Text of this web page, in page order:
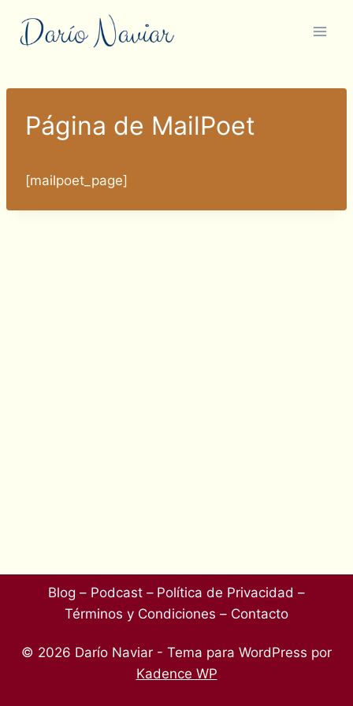
Página de MailPoet
[mailpoet_page]
Blog – Podcast – Política de Privacidad –
Términos y Condiciones – Contacto
© 2026 Darío Naviar - Tema para WordPress por
Kadence WP